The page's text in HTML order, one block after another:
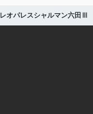
レオパレスシャルマン六田Ⅲ